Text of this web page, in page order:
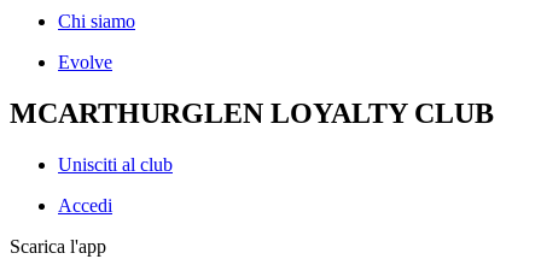
Chi siamo
Evolve
MCARTHURGLEN LOYALTY CLUB
Unisciti al club
Accedi
Scarica l'app